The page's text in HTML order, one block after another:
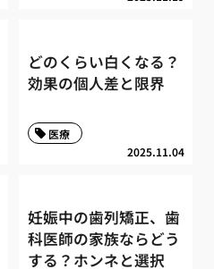
どのくらい白くなる？
効果の個人差と限界
2025.11.04
医療
妊娠中の歯列矯正、歯
科医師の家族ならどう
する？ホンネと選択